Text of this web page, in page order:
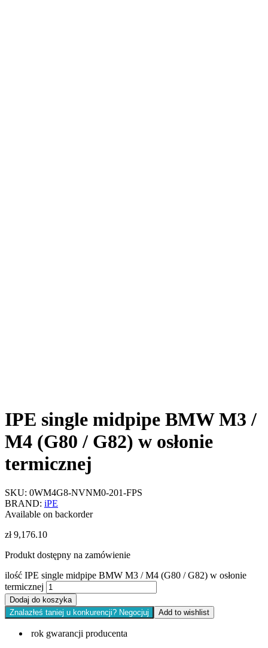
IPE single midpipe BMW M3 /
M4 (G80 / G82) w osłonie
termicznej
SKU: 0WM4G8-NVNM0-201-FPS
BRAND: iPE
Available on backorder
zł9,176.10
Produkt dostępny na zamówienie
ilość IPE single midpipe BMW M3 / M4 (G80 / G82) w osłonie
termicznej
Dodaj do koszyka
Znalazłeś taniej u konkurencji? Negocjuj
Add to wishlist
rok gwarancji producenta